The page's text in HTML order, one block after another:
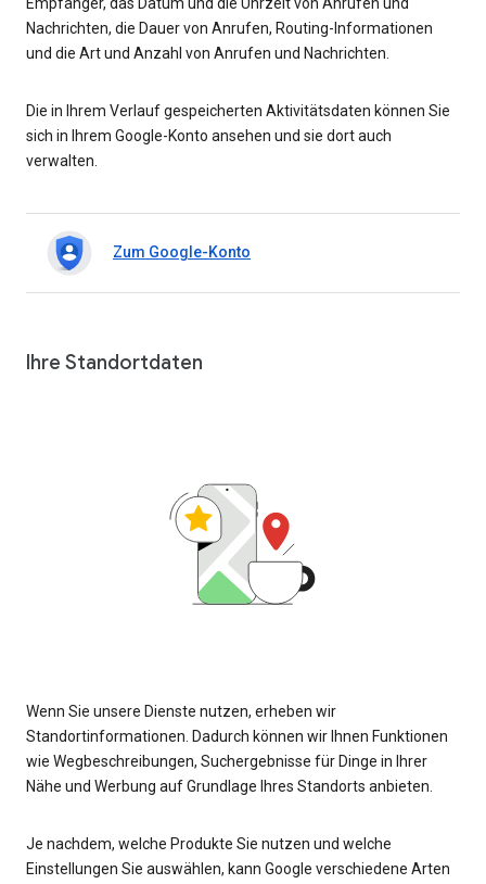
Empfänger, das Datum und die Uhrzeit von Anrufen und
Nachrichten, die Dauer von Anrufen, Routing-Informationen
und die Art und Anzahl von Anrufen und Nachrichten.
Die in Ihrem Verlauf gespeicherten Aktivitätsdaten können Sie
sich in Ihrem Google-Konto ansehen und sie dort auch
verwalten.
Zum Google-Konto
Ihre Standortdaten
Wenn Sie unsere Dienste nutzen, erheben wir
Standortinformationen. Dadurch können wir Ihnen Funktionen
wie Wegbeschreibungen, Suchergebnisse für Dinge in Ihrer
Nähe und Werbung auf Grundlage Ihres Standorts anbieten.
Je nachdem, welche Produkte Sie nutzen und welche
Einstellungen Sie auswählen, kann Google verschiedene Arten